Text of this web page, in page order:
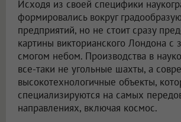
Исходя из своей специфики
формировались вокруг
предприятий, но не стоит сразу
картины викторианского Лондона с
смогом небом. Производства в
все-таки не угольные шахты, а
высокотехнологичные объекты,
специализируются на самых
направлениях, включая космос.